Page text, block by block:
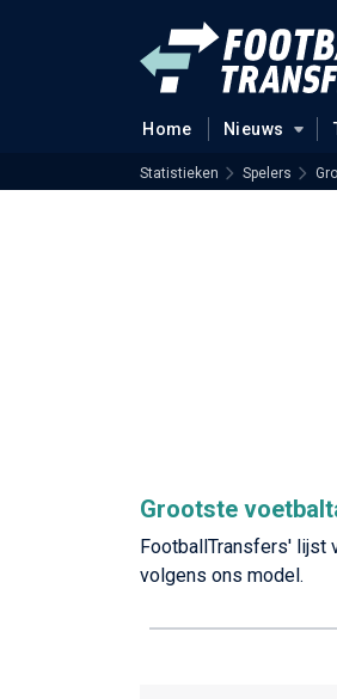
Home Nieuws
Statistieken Spelers
Grootste
FootballTransfers' lijst
volgens ons model.